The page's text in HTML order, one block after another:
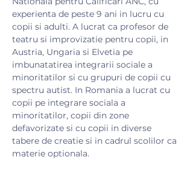
experienta de peste 9 ani in lucru cu
copii si adulti. A lucrat ca profesor de
teatru si improvizatie pentru copii, in
Austria, Ungaria si Elvetia pe
imbunatatirea integrarii sociale a
minoritatilor si cu grupuri de copii cu
spectru autist. In Romania a lucrat cu
copii pe integrare sociala a
minoritatilor, copii din zone
defavorizate si cu copii in diverse
tabere de creatie si in cadrul scolilor ca
materie optionala.